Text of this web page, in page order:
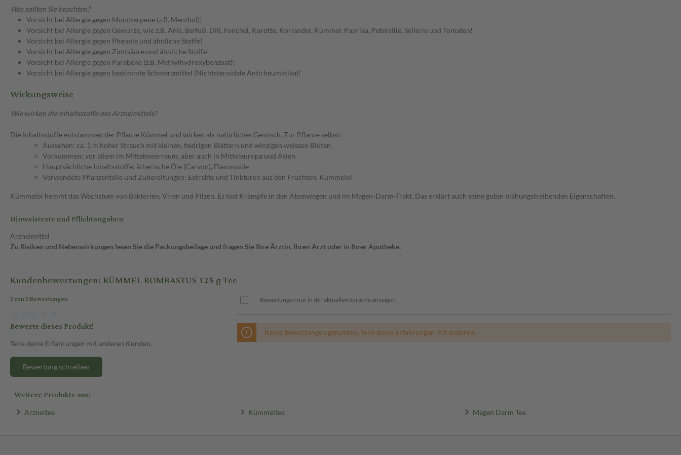
Was sollten Sie beachten?
Vorsicht bei Allergie gegen Monoterpene (z.B. Menthol)!
Vorsicht bei Allergie gegen Gewürze, wie z.B. Anis, Beifuß, Dill, Fenchel, Karotte, Koriander, Kümmel, Paprika, Petersilie, Sellerie und Tomaten!
Vorsicht bei Allergie gegen Phenole und ähnliche Stoffe!
Vorsicht bei Allergie gegen Zimtsäure und ähnliche Stoffe!
Vorsicht bei Allergie gegen Parabene (z.B. Methylhydroxybenzoat)!
Vorsicht bei Allergie gegen bestimmte Schmerzmittel (Nichtsteroidale Antirheumatika)!
Wirkungsweise
Wie wirken die Inhaltsstoffe des Arzneimittels?
Die Inhaltsstoffe entstammen der Pflanze Kümmel und wirken als natürliches Gemisch. Zur Pflanze selbst:
Aussehen: ca. 1 m hoher Strauch mit kleinen, fiedrigen Blättern und winzigen weissen Blüten
Vorkommen: vor allem im Mittelmeerraum, aber auch in Mitteleuropa und Asien
Hauptsächliche Inhaltsstoffe: ätherische Öle (Carvon), Flavonoide
Verwendete Pflanzenteile und Zubereitungen: Extrakte und Tinkturen aus den Früchten, Kümmelöl
Kümmelöl hemmt das Wachstum von Bakterien, Viren und Pilzen. Es löst Krämpfe in den Atemwegen und im Magen-Darm-Trakt. Das erklärt auch seine guten blähungstreibenden Eigenschaften.
Hinweistexte und Pflichtangaben
Arzneimittel
Zu Risiken und Nebenwirkungen lesen Sie die Packungsbeilage und fragen Sie Ihre Ärztin, Ihren Arzt oder in Ihrer Apotheke.
Kundenbewertungen: KÜMMEL BOMBASTUS 125 g Tee
0 von 0 Bewertungen
Bewerte dieses Produkt!
Teile deine Erfahrungen mit anderen Kunden.
Bewertung schreiben
Bewertungen nur in der aktuellen Sprache anzeigen.
Keine Bewertungen gefunden. Teile deine Erfahrungen mit anderen.
Weitere Produkte aus:
Arzneitee Kümmeltee Magen Darm Tee